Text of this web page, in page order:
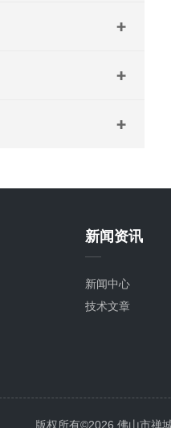
新闻资讯
新闻中心
技术文章
版权所有©2026 佛山市禅